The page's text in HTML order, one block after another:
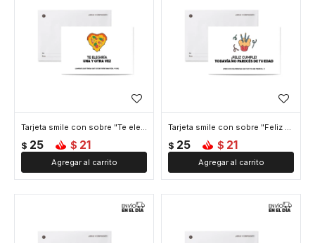
Tarjeta smile con sobre "Te elegiría"
$ 25 $ 21
Tarjeta smile con sobre "Feliz cumple"
$ 25 $ 21